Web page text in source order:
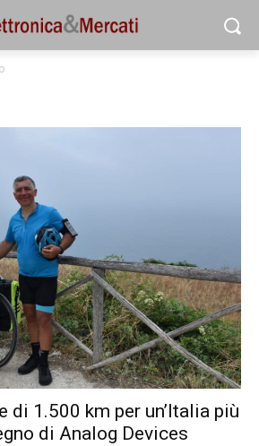
di 1.500 km per un’Italia più
di Analog Devices